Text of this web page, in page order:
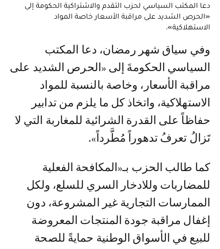
دعا المكتب السياسي لحزب التقدم والاشتراكية الحكومة إلى
«الحرص الشديد على مراقبة الأسعار خاصة المواد
الاستهلاكية».
وفي سياق شهر رمضان، دعا المكتب
السياسي الحكومةَ إلى «الحرص الشديد على
مراقبة الأسعار، وخاصة بالنسبة للمواد
الاستهلاكية، واتخاذ كل ما يلزم من تدابير
حفاظاً على القدرة الشرائية للمغاربة التي لا
تَزالُ تعرفُ تدهوراً مُطَّرداً».
كما طالب الحزب بـ«المكافحة الفعلية
للمضاربات وللادخار السري للسلع، ولكل
الممارسات التجارية غير المشروعة، دون
إغفال مراقبة جودة المنتجات المعروضة
للبيع في الأسواق الوطنية حمايةً للصحة